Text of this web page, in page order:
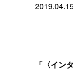
「〈イン